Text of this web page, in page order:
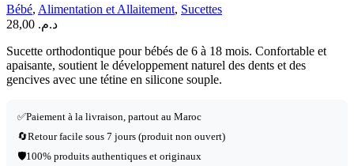
Bébé, Alimentation et Allaitement, Sucettes
د.م.
Sucette orthodontique pour bébés de 6 à 18 mois. Confortable et
apaisante, soutient le développement naturel des dents et des
gencives avec une tétine en silicone souple.
✅Paiement à la livraison, partout au Maroc
🔄Retour facile sous 7 jours (produit non ouvert)
🛡️100% produits authentiques et originaux